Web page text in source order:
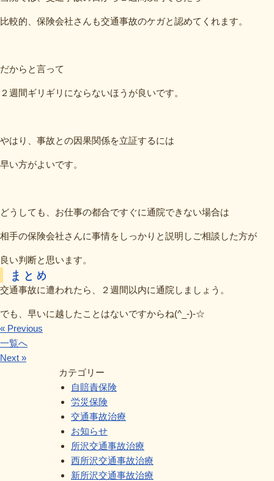
比較的、保険会社さんも交通事故のケガと認めてくれます。
だからと言って
２週間ギリギリにならないほうが良いです。
やはり、事故との因果関係を立証するには
早い方がよいです。
どうしても、お仕事の都合ですぐに通院できない場合は
相手の保険会社さんに事情をしっかりと説明しご相談した方が
良い判断と思います。
まとめ
交通事故に遭われたら、２週間以内に通院しましょう。
でも、早いに越したことはないですからね(^_-)-☆
« Previous
一覧へ
Next »
カテゴリー
自賠責保険
労災保険
交通事故治療
お知らせ
所沢交通事故治療
西所沢交通事故治療
新所沢交通事故治療